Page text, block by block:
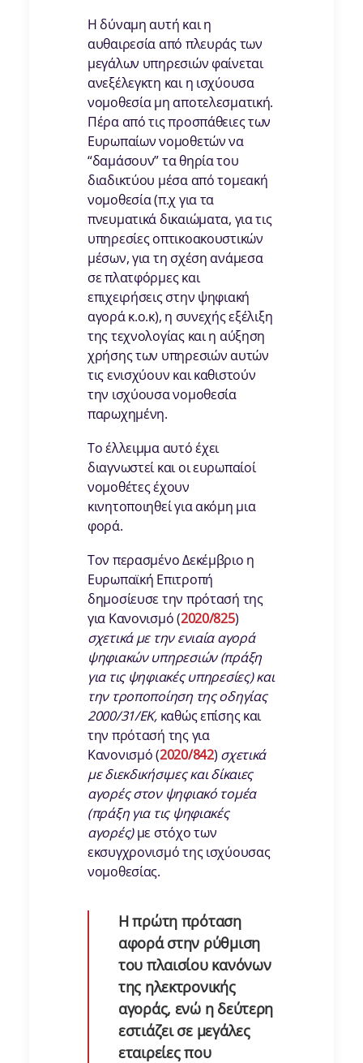
Η δύναμη αυτή και η
αυθαιρεσία από πλευράς των
μεγάλων υπηρεσιών φαίνεται
ανεξέλεγκτη και η ισχύουσα
νομοθεσία μη αποτελεσματική.
Πέρα από τις προσπάθειες των
Ευρωπαίων νομοθετών να
“δαμάσουν” τα θηρία του
διαδικτύου μέσα από τομεακή
νομοθεσία (π.χ για τα
πνευματικά δικαιώματα, για τις
υπηρεσίες οπτικοακουστικών
μέσων, για τη σχέση ανάμεσα
σε πλατφόρμες και
επιχειρήσεις στην ψηφιακή
αγορά κ.ο.κ), η συνεχής εξέλιξη
της τεχνολογίας και η αύξηση
χρήσης των υπηρεσιών αυτών
τις ενισχύουν και καθιστούν
την ισχύουσα νομοθεσία
παρωχημένη.
Το έλλειμμα αυτό έχει
διαγνωστεί και οι ευρωπαίοί
νομοθέτες έχουν
κινητοποιηθεί για ακόμη μια
φορά.
Τον περασμένο Δεκέμβριο η
Ευρωπαϊκή Επιτροπή
δημοσίευσε την πρότασή της
για Κανονισμό (2020/825)
σχετικά με την ενιαία αγορά
ψηφιακών υπηρεσιών (πράξη
για τις ψηφιακές υπηρεσίες) και
την τροποποίηση της οδηγίας
2000/31/ΕΚ,καθώς επίσης και
την πρότασή της για
Κανονισμό (2020/842) σχετικά
με διεκδικήσιμες και δίκαιες
αγορές στον ψηφιακό τομέα
(πράξη για τις ψηφιακές
αγορές)με στόχο των
εκσυγχρονισμό της ισχύουσας
νομοθεσίας.
Η πρώτη πρόταση
αφορά στην ρύθμιση
του πλαισίου κανόνων
της ηλεκτρονικής
αγοράς, ενώ η δεύτερη
εστιάζει σε μεγάλες
εταιρείες που